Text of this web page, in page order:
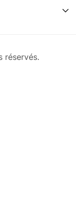
réservés.